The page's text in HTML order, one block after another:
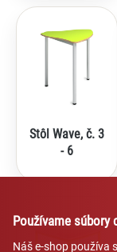
Stôl Wave, č. 3
- 6
Používame súbory
Náš e-shop používa